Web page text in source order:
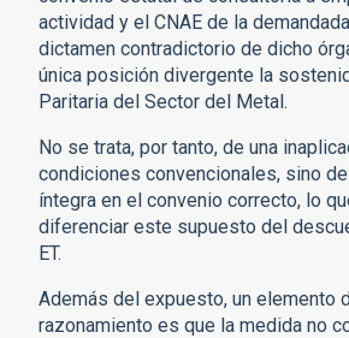
actividad y el CNAE de la
dictamen contradictorio de dicho
única posición divergente la
Paritaria del Sector del Metal.
No se trata, por tanto, de una
condiciones convencionales, sino
íntegra en el convenio correcto, lo
diferenciar este supuesto del
ET.
Además del expuesto, un elemento
razonamiento es que la medida no